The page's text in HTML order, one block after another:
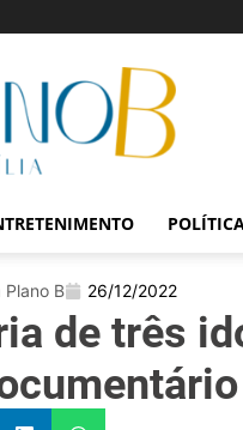
Plano B 26/12/2022
de três